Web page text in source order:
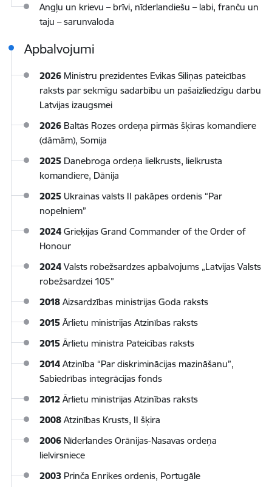
Angļu un krievu – brīvi, nīderlandiešu – labi, franču un
taju – sarunvaloda
Apbalvojumi
2026 Ministru prezidentes Evikas Siliņas pateicības
raksts par sekmīgu sadarbību un pašaizliedzīgu darbu
Latvijas izaugsmei
2026 Baltās Rozes ordeņa pirmās šķiras komandiere
(dāmām), Somija
2025 Danebroga ordeņa lielkrusts, lielkrusta
komandiere, Dānija
2025 Ukrainas valsts II pakāpes ordenis “Par
nopelniem”
2024 Grieķijas Grand Commander of the Order of
Honour
2024 Valsts robežsardzes apbalvojums „Latvijas Valsts
robežsardzei 105”
2018 Aizsardzības ministrijas Goda raksts
2015 Ārlietu ministrijas Atzinības raksts
2015 Ārlietu ministra Pateicības raksts
2014 Atzinība “Par diskriminācijas mazināšanu”,
Sabiedrības integrācijas fonds
2012 Ārlietu ministrijas Atzinības raksts
2008 Atzinības Krusts, II šķira
2006 Nīderlandes Orānijas-Nasavas ordeņa
lielvirsniece
2003 Prinča Enrikes ordenis, Portugāle